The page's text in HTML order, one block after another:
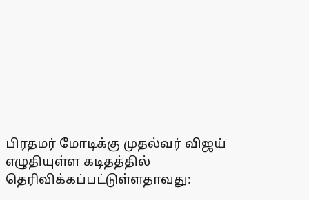
பிரதமர் மோடிக்கு முதல்வர் விஜய்
எழுதியுள்ள கடிதத்தில்
தெரிவிக்கப்பட்டுள்ளதாவது: